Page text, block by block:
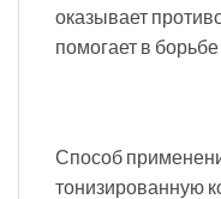
оказывает
помогает в борьбе
Способ
тонизированную